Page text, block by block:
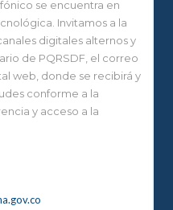
se encuentra en
Invitamos a la
digitales alternos y
de PQRSDF, el correo
web, donde se recibirá y
conforme a la
y acceso a la